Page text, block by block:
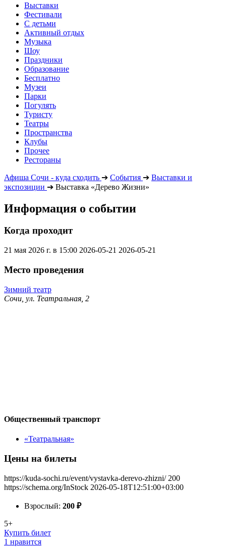
Выставки
Фестивали
С детьми
Активный отдых
Музыка
Шоу
Праздники
Образование
Бесплатно
Музеи
Парки
Погулять
Туристу
Театры
Пространства
Клубы
Прочее
Рестораны
Афиша Сочи - куда сходить ➔ События ➔ Выставки и
экспозиции ➔ Выставка «Дерево Жизни»
Информация о событии
Когда проходит
21 мая 2026 г. в 15:00 2026-05-21 2026-05-21
Место проведения
Зимний театр
Сочи, ул. Театральная, 2
Общественный транспорт
«Театральная»
Цены на билеты
https://kuda-sochi.ru/event/vystavka-derevo-zhizni/ 200
https://schema.org/InStock 2026-05-18T12:51:00+03:00
Взрослый: 200 ₽
5+
Купить билет
1 нравится